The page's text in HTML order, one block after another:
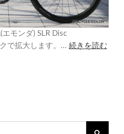
エモンダ) SLR Disc
で拡大します。... 続きを読む